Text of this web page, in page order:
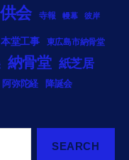
会 寺報 幔幕 彼岸
本堂工事 東広島市納骨堂
納骨堂 紙芝居
阿弥陀経 降誕会